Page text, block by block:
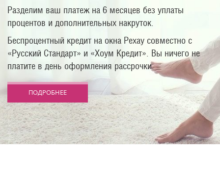
Разделим ваш платеж на 6 месяцев без уплаты
процентов и дополнительных накруток.
Беспроцентный кредит на окна Рехау совместно с
«Русский Стандарт» и «Хоум Кредит». Вы ничего не
платите в день оформления рассрочки.
ПОДРОБНЕЕ